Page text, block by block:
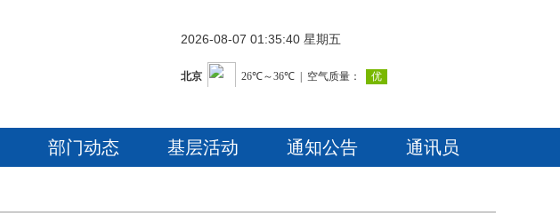
2026-08-07 01:35:41 星期五
部门动态 基层活动 通知公告 通讯员